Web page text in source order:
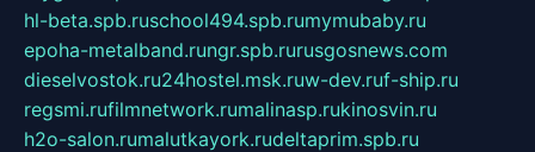
hl-beta.spb.ruschool494.spb.rumymubaby.ru
epoha-metalband.rungr.spb.rurusgosnews.com
dieselvostok.ru24hostel.msk.ruw-dev.ruf-ship.ru
regsmi.rufilmnetwork.rumalinasp.rukinosvin.ru
h2o-salon.rumalutkayork.rudeltaprim.spb.ru